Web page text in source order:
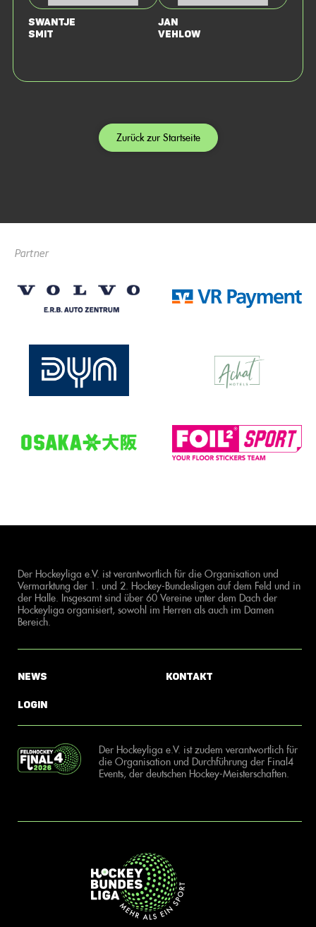
Swantje
Smit
Jan
Vehlow
Zurück zur Startseite
Partner
Der Hockeyliga e.V. ist verantwortlich für die Organisation und
Vermarktung der 1. und 2. Hockey-Bundesligen auf dem Feld und in
der Halle. Insgesamt sind über 60 Vereine unter dem Dach der
Hockeyliga organisiert, sowohl im Herren als auch im Damen
Bereich.
News
Login
Kontakt
Der Hockeyliga e.V. ist zudem verantwortlich für
die Organisation und Durchführung der Final4
Events, der deutschen Hockey-Meisterschaften.